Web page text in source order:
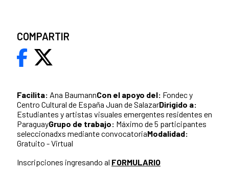
Facilita: Ana BaumannCon el apoyo del: Fondec y
Centro Cultural de España Juan de SalazarDirigido a:
Estudiantes y artistas visuales emergentes residentes en
ParaguayGrupo de trabajo: Máximo de 5 participantes
seleccionadxs mediante convocatoriaModalidad:
Gratuito - Virtual
Inscripciones ingresando al FORMULARIO
COMPARTIR